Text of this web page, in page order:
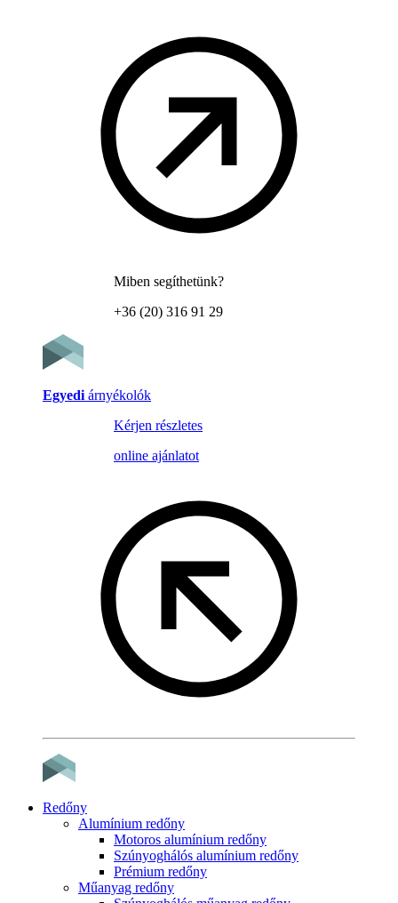
Miben segíthetünk?
+36 (20) 316 91 29
Egyedi árnyékolók
Kérjen részletes
online ajánlatot
Redőny
Alumínium redőny
Motoros alumínium redőny
Szúnyoghálós alumínium redőny
Prémium redőny
Műanyag redőny